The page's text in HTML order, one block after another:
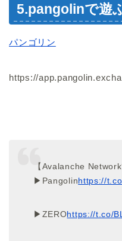
5.pangolinで遊
パンゴリン
https://
【Avalanche
▶︎Pangolinhttps://
▶︎ZEROhttps://t.co/